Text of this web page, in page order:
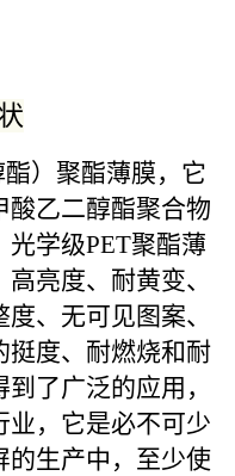
）聚酯薄膜，它
酸乙二醇酯聚合物
学级PET聚酯薄
亮度、耐黄变、
、无可见图案、
挺度、耐燃烧和耐
了广泛的应用，
业，它是必不可少
的生产中，至少使